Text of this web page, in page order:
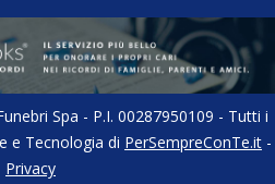
Spa - P.I. 00287950109 - Tutti i
e Tecnologia di PerSempreConTe.it -
Privacy